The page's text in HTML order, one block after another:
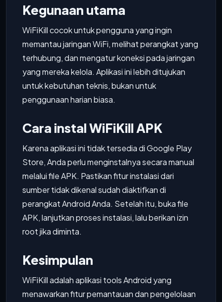
Kegunaan utama
WiFiKill cocok untuk pengguna yang ingin
memantau jaringan WiFi, melihat perangkat yang
terhubung, dan mengatur koneksi pada jaringan
yang mereka kelola. Aplikasi ini lebih ditujukan
untuk kebutuhan teknis, bukan untuk
penggunaan harian biasa.
Cara instal WiFiKill APK
Karena aplikasi ini tidak tersedia di Google Play
Store, Anda perlu menginstalnya secara manual
melalui file APK. Pastikan fitur instalasi dari
sumber tidak dikenal sudah diaktifkan di
perangkat Android Anda. Setelah itu, buka file
APK, lanjutkan proses instalasi, lalu berikan izin
root jika diminta.
Kesimpulan
WiFiKill adalah aplikasi tools Android yang
menawarkan fitur pemantauan dan pengelolaan